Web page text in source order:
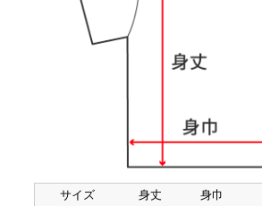
サイズ 身丈 身巾